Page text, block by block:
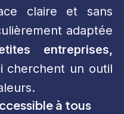
claire et sans
adaptée
entreprises,
cherchent un outil
à tous